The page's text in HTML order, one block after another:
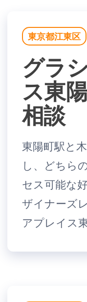
東京都江東区
グラ
ス東
相談
東陽町駅と
し、どちら
セス可能な
ザイナーズ
アプレイス